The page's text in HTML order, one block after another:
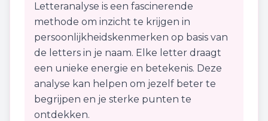
Letteranalyse is een fascinerende
methode om inzicht te krijgen in
persoonlijkheidskenmerken op basis van
de letters in je naam. Elke letter draagt
een unieke energie en betekenis. Deze
analyse kan helpen om jezelf beter te
begrijpen en je sterke punten te
ontdekken.